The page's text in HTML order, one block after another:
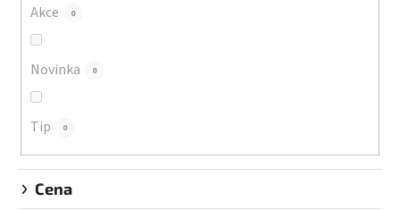
Akce 0
Novinka 0
Tip 0
Cena